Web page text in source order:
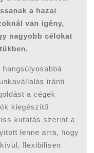
a hazai
van igény,
nagyobb célokat
iránti
a cégek
kiegészítő
kutatás szerint a
lenne arra, hogy
flexibilisen